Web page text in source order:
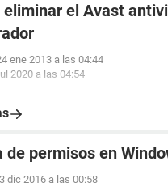
eliminar el Avast
ene 2013 a las 04:44
2020 a las 04:54
de permisos en
dic 2016 a las 00:58